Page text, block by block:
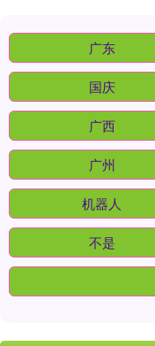
广东
国庆
广西
广州
机器人
不是